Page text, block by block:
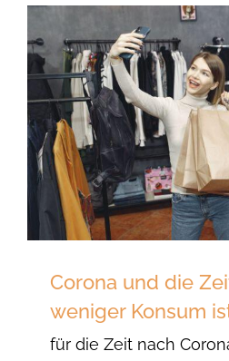
Corona und die
weniger Konsum
für die Zeit nach